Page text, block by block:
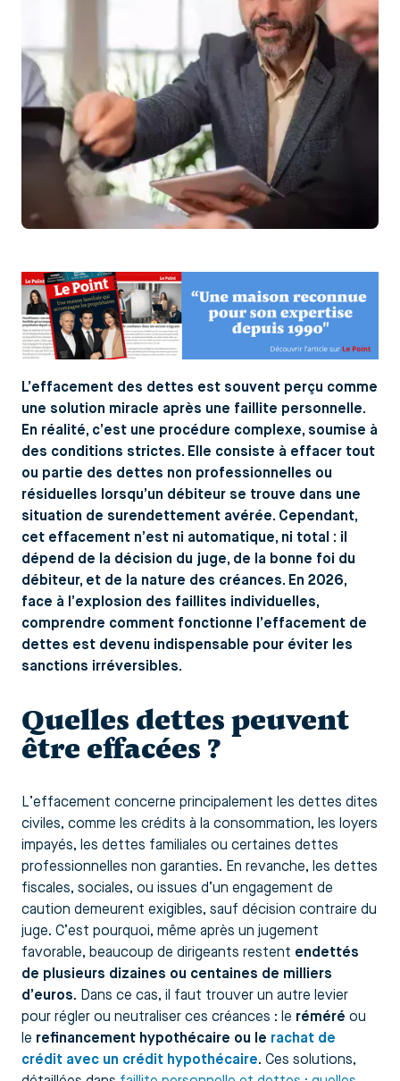
L’effacement des dettes est souvent perçu comme
une solution miracle après une faillite personnelle.
En réalité, c’est une procédure complexe, soumise à
des conditions strictes. Elle consiste à effacer tout
ou partie des dettes non professionnelles ou
résiduelles lorsqu’un débiteur se trouve dans une
situation de surendettement avérée. Cependant,
cet effacement n’est ni automatique, ni total : il
dépend de la décision du juge, de la bonne foi du
débiteur, et de la nature des créances. En 2026,
face à l’explosion des faillites individuelles,
comprendre comment fonctionne l’effacement de
dettes est devenu indispensable pour éviter les
sanctions irréversibles.
Quelles dettes peuvent
être effacées ?
L’effacement concerne principalement les dettes dites
civiles, comme les crédits à la consommation, les loyers
impayés, les dettes familiales ou certaines dettes
professionnelles non garanties. En revanche, les dettes
fiscales, sociales, ou issues d’un engagement de
caution demeurent exigibles, sauf décision contraire du
juge. C’est pourquoi, même après un jugement
favorable, beaucoup de dirigeants restent endettés
de plusieurs dizaines ou centaines de milliers
d’euros. Dans ce cas, il faut trouver un autre levier
pour régler ou neutraliser ces créances : le réméré ou
le refinancement hypothécaire ou le rachat de
crédit avec un crédit hypothécaire. Ces solutions,